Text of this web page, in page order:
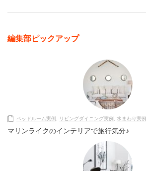
編集部ピックアップ
ベッドルーム実例 , リビングダイニング実例 , 水まわり実例
マリンライクのインテリアで旅行気分♪